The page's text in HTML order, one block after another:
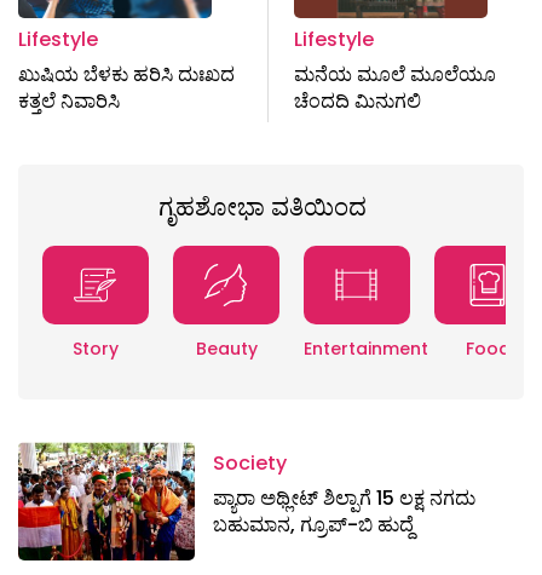
Lifestyle
ಖುಷಿಯ ಬೆಳಕು ಹರಿಸಿ ದುಃಖದ
ಕತ್ತಲೆ ನಿವಾರಿಸಿ
Lifestyle
ಮನೆಯ ಮೂಲೆ ಮೂಲೆಯೂ
ಚೆಂದದಿ ಮಿನುಗಲಿ
ಗೃಹಶೋಭಾ ವತಿಯಿಂದ
Story Beauty Entertainment Food
Society
ಪ್ಯಾರಾ ಅಥ್ಲೀಟ್ ಶಿಲ್ಪಾಗೆ 15 ಲಕ್ಷ ನಗದು
ಬಹುಮಾನ, ಗ್ರೂಪ್-ಬಿ ಹುದ್ದೆ